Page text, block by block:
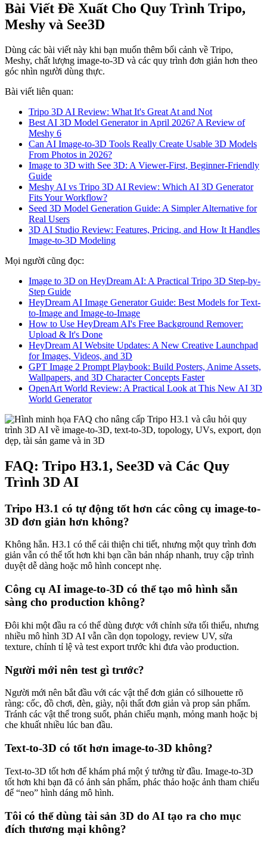
Bài Viết Đề Xuất Cho Quy Trình Tripo,
Meshy và See3D
Dùng các bài viết này khi bạn muốn thêm bối cảnh về Tripo,
Meshy, chất lượng image-to-3D và các quy trình đơn giản hơn theo
góc nhìn người dùng thực.
Bài viết liên quan:
Tripo 3D AI Review: What It's Great At and Not
Best AI 3D Model Generator in April 2026? A Review of
Meshy 6
Can AI Image-to-3D Tools Really Create Usable 3D Models
From Photos in 2026?
Image to 3D with See 3D: A Viewer-First, Beginner-Friendly
Guide
Meshy AI vs Tripo 3D AI Review: Which AI 3D Generator
Fits Your Workflow?
Seed 3D Model Generation Guide: A Simpler Alternative for
Real Users
3D AI Studio Review: Features, Pricing, and How It Handles
Image-to-3D Modeling
Mọi người cũng đọc:
Image to 3D on HeyDream AI: A Practical Tripo 3D Step-by-
Step Guide
HeyDream AI Image Generator Guide: Best Models for Text-
to-Image and Image-to-Image
How to Use HeyDream AI's Free Background Remover:
Upload & It's Done
HeyDream AI Website Updates: A New Creative Launchpad
for Images, Videos, and 3D
GPT Image 2 Prompt Playbook: Build Posters, Anime Assets,
Wallpapers, and 3D Character Concepts Faster
OpenArt World Review: A Practical Look at This New AI 3D
World Generator
FAQ: Tripo H3.1, See3D và Các Quy
Trình 3D AI
Tripo H3.1 có tự động tốt hơn các công cụ image-to-
3D đơn giản hơn không?
Không hẳn. H3.1 có thể cải thiện chi tiết, nhưng một quy trình đơn
giản vẫn có thể tốt hơn khi bạn cần bản nháp nhanh, truy cập trình
duyệt dễ dàng hoặc mô hình concept nhẹ.
Công cụ AI image-to-3D có thể tạo mô hình sẵn
sàng cho production không?
Đôi khi một đầu ra có thể dùng được với chỉnh sửa tối thiểu, nhưng
nhiều mô hình 3D AI vẫn cần dọn topology, review UV, sửa
texture, chỉnh tỉ lệ và test export trước khi đưa vào production.
Người mới nên test gì trước?
Người mới nên bắt đầu với các vật thể đơn giản có silhouette rõ
ràng: cốc, đồ chơi, đèn, giày, nội thất đơn giản và prop sản phẩm.
Tránh các vật thể trong suốt, phản chiếu mạnh, mỏng manh hoặc bị
che khuất nhiều lúc ban đầu.
Text-to-3D có tốt hơn image-to-3D không?
Text-to-3D tốt hơn để khám phá một ý tưởng từ đầu. Image-to-3D
tốt hơn khi bạn đã có ảnh sản phẩm, phác thảo hoặc ảnh tham chiếu
để “neo” hình dáng mô hình.
Tôi có thể dùng tài sản 3D do AI tạo ra cho mục
đích thương mại không?